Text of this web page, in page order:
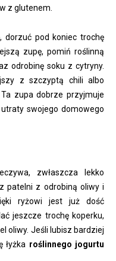
z glutenem.
dorzuć pod koniec trochę
zupę, pomiń roślinną
odrobinę soku z cytryny.
z szczyptą chili albo
Ta zupa dobrze przyjmuje
swojego domowego
zwłaszcza lekko
patelni z odrobiną oliwy i
ryżowi jest już dość
jeszcze trochę koperku,
oliwy. Jeśli lubisz bardziej
łyżka roślinnego jogurtu